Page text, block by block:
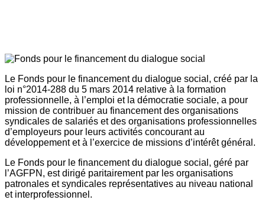
Le Fonds pour le financement du dialogue social, créé par la
loi n°2014-288 du 5 mars 2014 relative à la formation
professionnelle, à l’emploi et la démocratie sociale, a pour
mission de contribuer au financement des organisations
syndicales de salariés et des organisations professionnelles
d’employeurs pour leurs activités concourant au
développement et à l’exercice de missions d’intérêt général.
Le Fonds pour le financement du dialogue social, géré par
l’AGFPN, est dirigé paritairement par les organisations
patronales et syndicales représentatives au niveau national
et interprofessionnel.